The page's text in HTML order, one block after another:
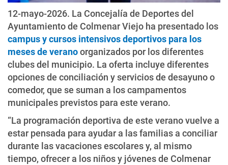
12-mayo-2026. La Concejalía de Deportes del
Ayuntamiento de Colmenar Viejo ha presentado los
campus y cursos intensivos deportivos para los
meses de veranoorganizados por los diferentes
clubes del municipio. La oferta incluye diferentes
opciones de conciliación y servicios de desayuno o
comedor, que se suman a los campamentos
municipales previstos para este verano.
“La programación deportiva de este verano vuelve a
estar pensada para ayudar a las familias a conciliar
durante las vacaciones escolares y, al mismo
tiempo, ofrecer a los niños y jóvenes de Colmenar